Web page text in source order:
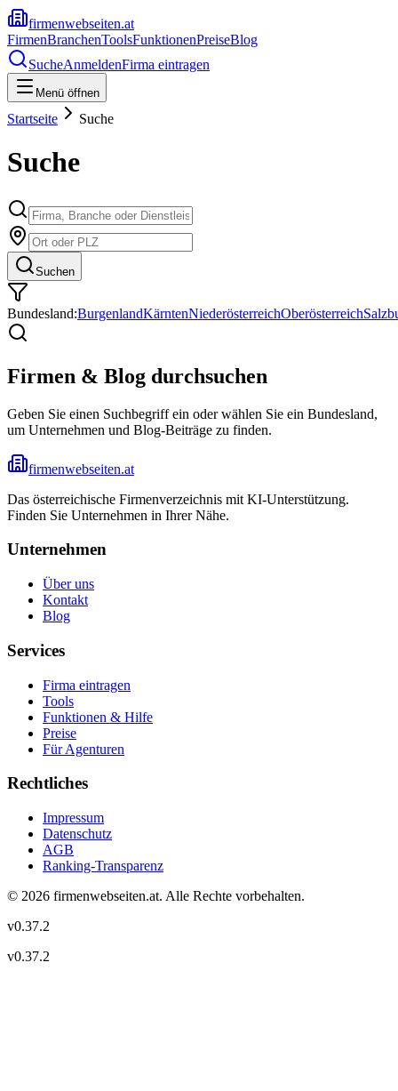
firmenwebseiten.at
FirmenBranchenToolsFunktionenPreiseBlog
SucheAnmeldenFirma eintragen
Menü öffnen
Startseite Suche
Suche
Suchen
Bundesland:BurgenlandKärntenNiederösterreichOberösterreich
Firmen & Blog durchsuchen
Geben Sie einen Suchbegriff ein oder wählen Sie ein Bundesland,
um Unternehmen und Blog-Beiträge zu finden.
firmenwebseiten.at
Das österreichische Firmenverzeichnis mit KI-Unterstützung.
Finden Sie Unternehmen in Ihrer Nähe.
Unternehmen
Über uns
Kontakt
Blog
Services
Firma eintragen
Tools
Funktionen & Hilfe
Preise
Für Agenturen
Rechtliches
Impressum
Datenschutz
AGB
Ranking-Transparenz
© 2026 firmenwebseiten.at. Alle Rechte vorbehalten.
v0.37.2
v0.37.2